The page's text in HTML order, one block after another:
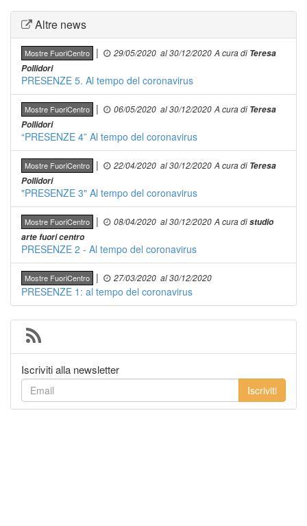
Altre news
Mostre FuoriCentro | 29/05/2020 al 30/12/2020 A cura di Teresa
Pollidori
PRESENZE 5. Al tempo del coronavirus
Mostre FuoriCentro | 06/05/2020 al 30/12/2020 A cura di Teresa
Pollidori
“PRESENZE 4” Al tempo del coronavirus
Mostre FuoriCentro | 22/04/2020 al 30/12/2020 A cura di Teresa
Pollidori
"PRESENZE 3" Al tempo del coronavirus
Mostre FuoriCentro | 08/04/2020 al 30/12/2020 A cura distudio
arte fuori centro
PRESENZE 2 - Al tempo del coronavirus
Mostre FuoriCentro | 27/03/2020 al 30/12/2020
PRESENZE 1: al tempo del coronavirus
Iscriviti alla newsletter
Iscriviti